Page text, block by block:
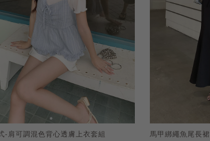
-肩可調混色背心透膚上衣套組 馬甲綁繩魚尾長裙